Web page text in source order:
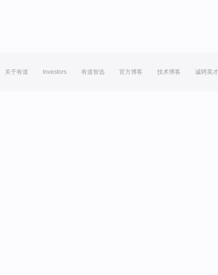
关于有道 Investors 有道智选 官方博客 技术博客 诚聘英才